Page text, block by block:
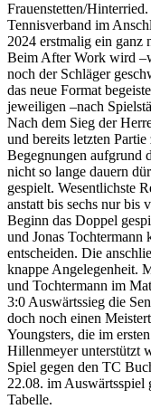
Frauenstetten/
Tennisverband im
2024 erstmalig ein ganz
Beim After Work wird
noch der Schläger
das neue Format
jeweiligen –nach
Nach dem Sieg der
und bereits letzten
Begegnungen aufgrund
nicht so lange dauern
gespielt. Wesentlichste
anstatt bis sechs nur
Beginn das Doppel
und Jonas
entscheiden. Die
knappe Angelegenheit.
und Tochtermann im
3:0 Auswärtssieg die
doch noch einen
Youngsters, die im
Hillenmeyer unterstützt
Spiel gegen den TC
22.08. im Auswärtsspiel
Tabelle.